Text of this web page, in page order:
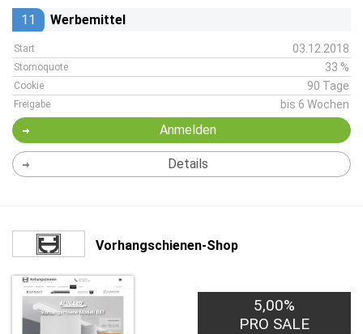
11 Werbemittel
Start 03.12.2018
Stornoquote 33 %
Cookie 90 Tage
Freigabe bis 6 Wochen
Anmelden
Details
Vorhangschienen-Shop
5,00%
PRO SALE